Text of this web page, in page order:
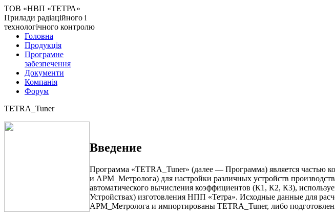
ТОВ «НВП «ТЕТРА»
Прилади радіаційного і
технологічного контролю
Головна
Продукція
Програмне
забезпечення
Документи
Компанія
Форум
TETRA_Tuner
Введение
Программа «TETRA_Tuner» (далее — Программа) является частью
и АРМ_Метролога) для настройки различных устройств
автоматического вычисления коэффициентов (К1, К2, К3),
Устройствах) изготовления НПП «Тетра». Исходные данные для
АРМ_Метролога и импортированы TETRA_Tuner, либо